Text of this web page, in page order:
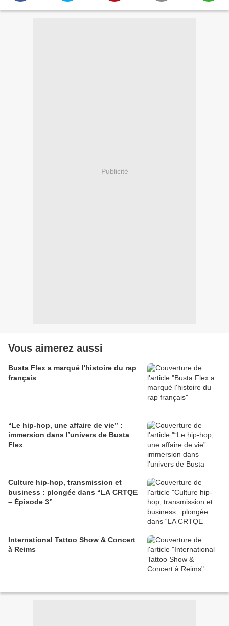
Publicité
Vous aimerez aussi
Busta Flex a marqué l'histoire du rap
français
“Le hip-hop, une affaire de vie” :
immersion dans l’univers de Busta
Flex
Culture hip-hop, transmission et
business : plongée dans “LA CRTQE
– Épisode 3”
International Tattoo Show & Concert
à Reims